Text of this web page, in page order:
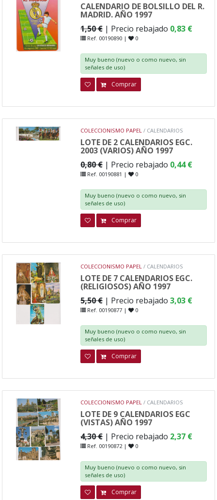
CALENDARIO DE BOLSILLO DEL R.
MADRID. AÑO 1997
1,50 € | Precio rebajado 0,83 €
Ref. 00190890 | 0
Muy bueno (nuevo o como nuevo, sin
señales de uso)
Comprar
COLECCIONISMO PAPEL / CALENDARIOS
LOTE DE 2 CALENDARIOS EGC.
2003 (VARIOS) AÑO 1997
0,80 € | Precio rebajado 0,44 €
Ref. 00190881 | 0
Muy bueno (nuevo o como nuevo, sin
señales de uso)
Comprar
COLECCIONISMO PAPEL / CALENDARIOS
LOTE DE 7 CALENDARIOS EGC.
(RELIGIOSOS) AÑO 1997
5,50 € | Precio rebajado3,03 €
Ref. 00190877 | 0
Muy bueno (nuevo o como nuevo, sin
señales de uso)
Comprar
COLECCIONISMO PAPEL / CALENDARIOS
LOTE DE 9 CALENDARIOS EGC
(VISTAS) AÑO 1997
4,30 € | Precio rebajado 2,37 €
Ref. 00190872 | 0
Muy bueno (nuevo o como nuevo, sin
señales de uso)
Comprar